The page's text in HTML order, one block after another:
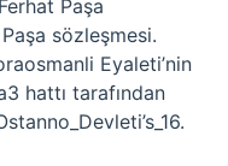
Paşa
sözleşmesi.
Eyaleti’nin
hattı tarafından